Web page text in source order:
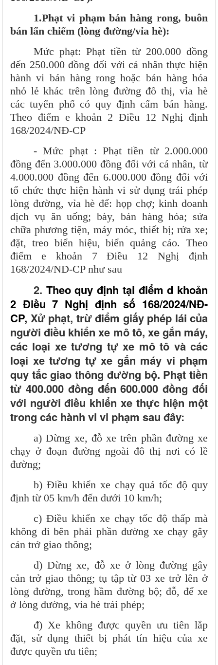
1.Phạt vi phạm bán hàng rong, buôn
bán lấn chiếm (lòng đường/vỉa hè):
Mức phạt: Phạt tiền từ 200.000 đồng
đến 250.000 đồng đối với cá nhân thực hiện
hành vi bán hàng rong hoặc bán hàng hóa
nhỏ lẻ khác trên lòng đường đô thị, vỉa hè
các tuyến phố có quy định cấm bán hàng.
Theo điểm e khoản 2 Điều 12 Nghị định
168/2024/NĐ-CP
- Mức phạt : Phạt tiền từ 2.000.000
đồng đến 3.000.000 đồng đối với cá nhân, từ
4.000.000 đồng đến 6.000.000 đồng đối với
tổ chức thực hiện hành vi sử dụng trái phép
lòng đường, vỉa hè để: họp chợ; kinh doanh
dịch vụ ăn uống; bày, bán hàng hóa; sửa
chữa phương tiện, máy móc, thiết bị; rửa xe;
đặt, treo biển hiệu, biển quảng cáo. Theo
điểm e khoản 7 Điều 12 Nghị định
168/2024/NĐ-CP như sau
2. Theo quy định tại điểm d khoản
2 Điều 7 Nghị định số 168/2024/NĐ-
CP, Xử phạt, trừ điểm giấy phép lái của
người điều khiển xe mô tô, xe gắn máy,
các loại xe tương tự xe mô tô và các
loại xe tương tự xe gắn máy vi phạm
quy tắc giao thông đường bộ. Phạt tiền
từ 400.000 đồng đến 600.000 đồngđối
với người điều khiển xe thực hiện một
trong các hành vi vi phạm sau đây:
a) Dừng xe, đỗ xe trên phần đường xe
chạy ở đoạn đường ngoài đô thị nơi có lề
đường;
b) Điều khiển xe chạy quá tốc độ quy
định từ 05 km/h đến dưới 10 km/h;
c) Điều khiển xe chạy tốc độ thấp mà
không đi bên phải phần đường xe chạy gây
cản trở giao thông;
d) Dừng xe, đỗ xe ở lòng đường gây
cản trở giao thông; tụ tập từ 03 xe trở lên ở
lòng đường, trong hầm đường bộ; đỗ, để xe
ở lòng đường, vỉa hè trái phép;
đ) Xe không được quyền ưu tiên lắp
đặt, sử dụng thiết bị phát tín hiệu của xe
được quyền ưu tiên;